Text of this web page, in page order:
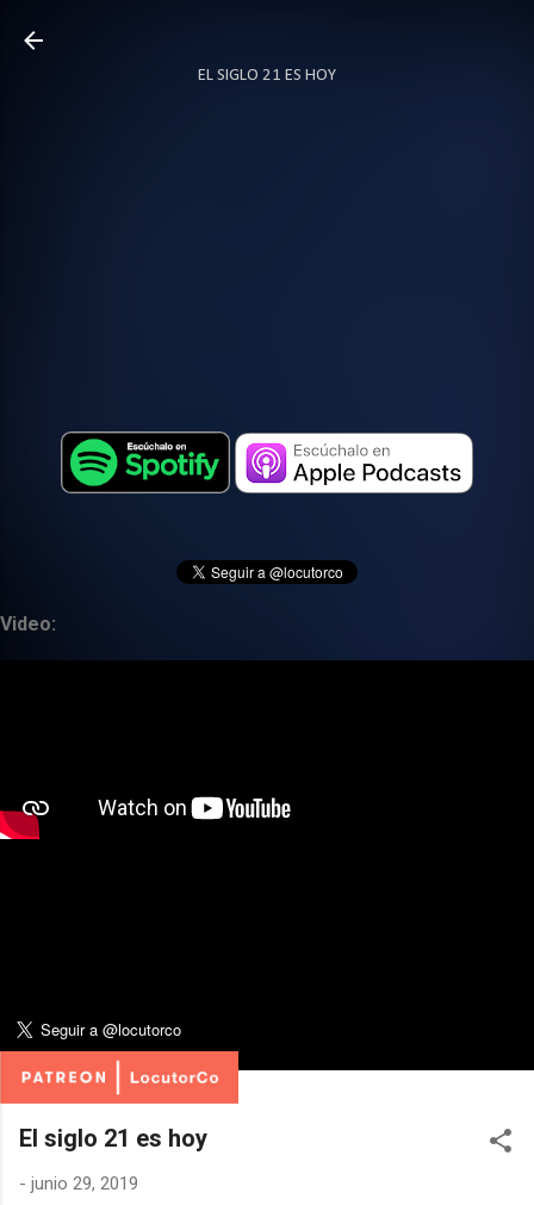
EL SIGLO 21 ES HOY
Video:
El siglo 21 es hoy
- junio 29, 2019